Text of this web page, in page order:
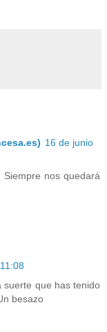
16 de junio
nos quedará
suerte que has tenido
besazo